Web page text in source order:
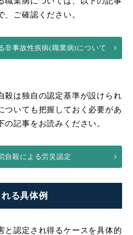
、ご確認ください。
非事故性疾病(職業病)について
殺は独自の認定基準が設けられ
ついても把握しておく必要があ
の記事をお読みください。
自殺による労災認定
る具体例
と認定され得るケースを具体的